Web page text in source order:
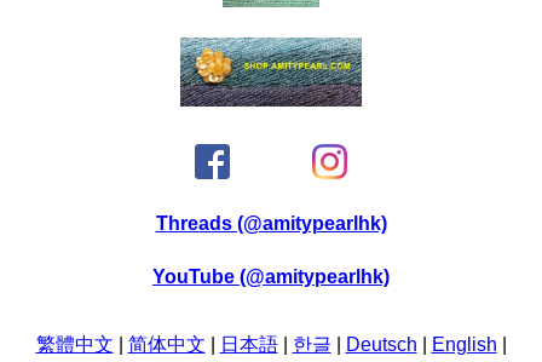
Threads (@amitypearlhk)
YouTube (@amitypearlhk)
繁體中文 简体中文 日本語| 한글 Deutsch English